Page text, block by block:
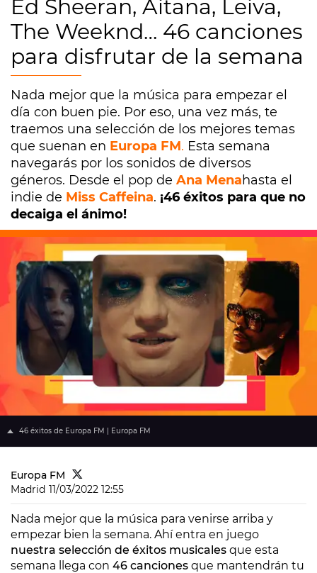
Ed Sheeran, Aitana, Leiva,
The Weeknd… 46 canciones
para disfrutar de la semana
Nada mejor que la música para empezar el
día con buen pie. Por eso, una vez más, te
traemos una selección de los mejores temas
que suenan en Europa FM. Esta semana
navegarás por los sonidos de diversos
géneros. Desde el pop de Ana Menahasta el
indie de Miss Caffeina. ¡46 éxitos para que no
decaiga el ánimo!
46 éxitos de Europa FM | Europa FM
Europa FM
Madrid 11/03/2022 12:55
Nada mejor que la música para venirse arriba y
empezar bien la semana. Ahí entra en juego
nuestra selección de éxitos musicales que esta
semana llega con 46 canciones que mantendrán tu